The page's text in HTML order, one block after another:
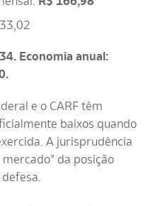
Economia anual:
e o CARF têm
baixos quando
A jurisprudência
da posição